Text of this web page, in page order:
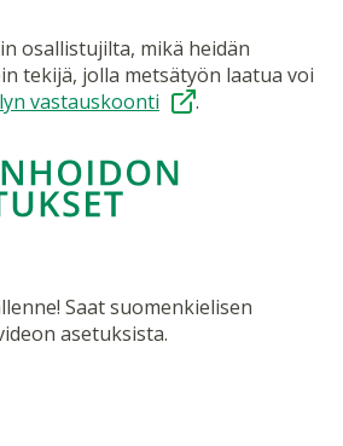
osallistujilta, mikä heidän
tekijä, jolla metsätyön laatua voi
vastauskoonti .
Saat suomenkielisen
asetuksista.